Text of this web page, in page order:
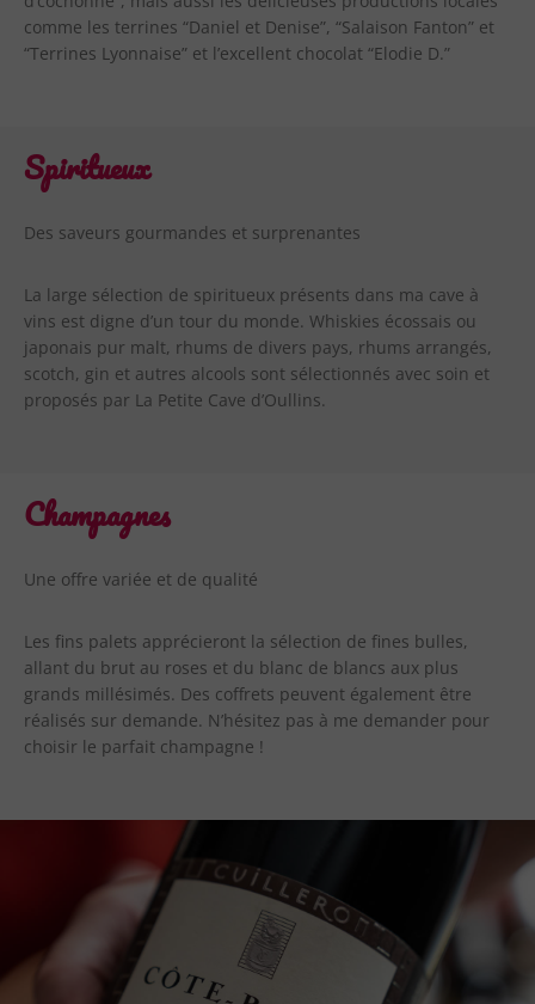
Champagnes
Une offre variée et de qualité
Les fins palets apprécieront la sélection de fines bulles,
allant du brut au roses et du blanc de blancs aux plus
grands millésimés. Des coffrets peuvent également être
réalisés sur demande. N’hésitez pas à me demander pour
choisir le parfait champagne !
Spiritueux
Des saveurs gourmandes et surprenantes
La large sélection de spiritueux présents dans ma cave à
vins est digne d’un tour du monde. Whiskies écossais ou
japonais pur malt, rhums de divers pays, rhums arrangés,
scotch, gin et autres alcools sont sélectionnés avec soin et
proposés par La Petite Cave d’Oullins.
comme les terrines “Daniel et Denise”, “Salaison Fanton” et
“Terrines Lyonnaise” et l’excellent chocolat “Elodie D.”